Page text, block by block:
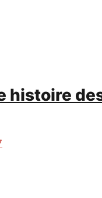
histoire